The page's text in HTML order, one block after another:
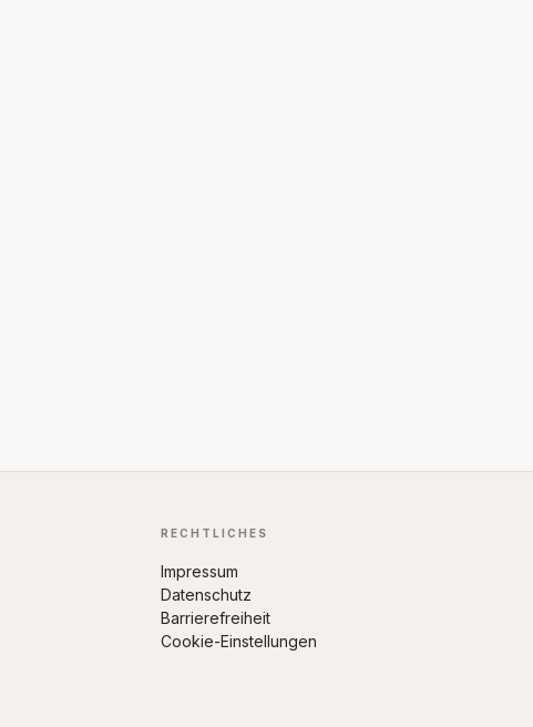
RECHTLICHES
Impressum
Datenschutz
Barrierefreiheit
Cookie-Einstellungen